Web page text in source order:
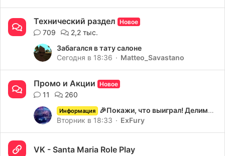
Технический раздел Новое
709
2,2 тыс.
Забагался в тату салоне
Сегодня в 18:36
Matteo_Savastano
Промо и Акции Новое
11 260
Информация
🎉Покажи, что выиграл! Делимся призами из промо-акций 💎
Вторник в 18:33
ExFury
VK - Santa Maria Role Play